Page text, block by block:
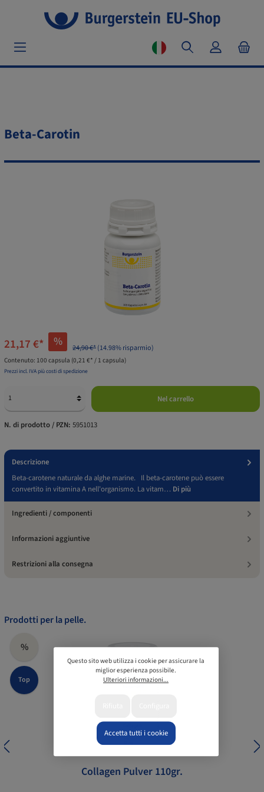
Beta-Carotin
21,17 €* % 24,90 €*(14.98% risparmio)
Contenuto: 100 capsula (0,21 €* / 1 capsula)
Prezzi incl. IVA più costi di spedizione
Nel carrello
N. di prodotto / PZN: 5951013
Descrizione
Beta-carotene naturale da alghe marine. Il beta-carotene può essere
convertito in vitamina A nell'organismo. La vitam… Di più
Ingredienti / componenti
Informazioni aggiuntive
Restrizioni alla consegna
Prodotti per la pelle.
%
Top
Collagen Pulver 110gr.
Questo sito web utilizza i cookie per assicurare la
miglior esperienza possibile.
Ulteriori informazioni...
Accetta tutti i cookie